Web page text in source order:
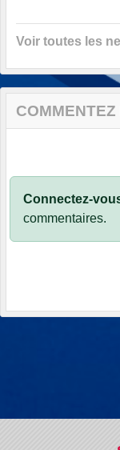
Voir toutes les
Connectez-
commentaires.